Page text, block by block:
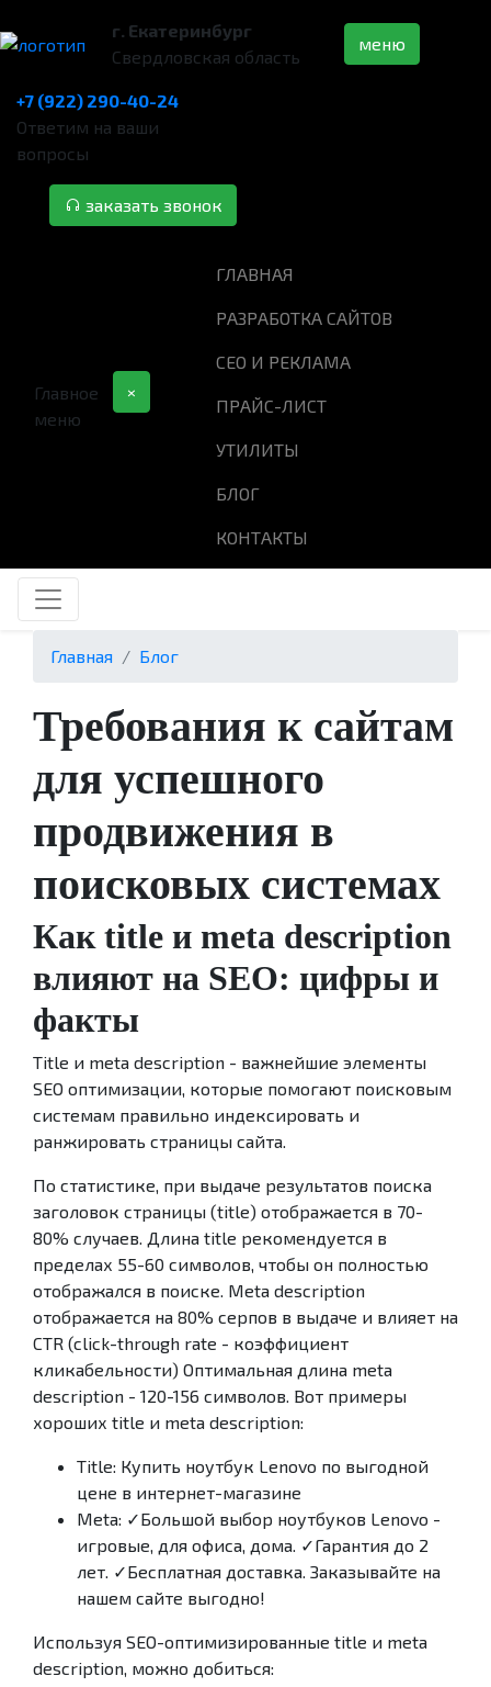
г. Екатеринбург
Свердловская область
меню
+7 (922) 290-40-24
Ответим на ваши
вопросы
заказать звонок
×
Главное
меню
ГЛАВНАЯ
РАЗРАБОТКА САЙТОВ
СЕО И РЕКЛАМА
ПРАЙС-ЛИСТ
УТИЛИТЫ
БЛОГ
КОНТАКТЫ
Главная Блог
Требования к сайтам
для успешного
продвижения в
поисковых системах
Как title и meta description
влияют на SEO: цифры и
факты
Title и meta description - важнейшие элементы
SEO оптимизации, которые помогают поисковым
системам правильно индексировать и
ранжировать страницы сайта.
По статистике, при выдаче результатов поиска
заголовок страницы (title) отображается в 70-
80% случаев. Длина title рекомендуется в
пределах 55-60 символов, чтобы он полностью
отображался в поиске. Meta description
отображается на 80% серпов в выдаче и влияет на
CTR (click-through rate - коэффициент
кликабельности) Оптимальная длина meta
description - 120-156 символов. Вот примеры
хороших title и meta description:
Title: Купить ноутбук Lenovo по выгодной
цене в интернет-магазине
Meta: ✓Большой выбор ноутбуков Lenovo -
игровые, для офиса, дома. ✓Гарантия до 2
лет. ✓Бесплатная доставка. Заказывайте на
нашем сайте выгодно!
Используя SEO-оптимизированные title и meta
description, можно добиться: